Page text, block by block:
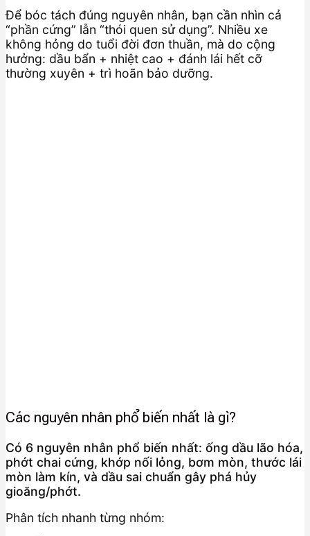
Để bóc tách đúng nguyên nhân, bạn cần nhìn cả
“phần cứng” lẫn “thói quen sử dụng”. Nhiều xe
không hỏng do tuổi đời đơn thuần, mà do cộng
hưởng: dầu bẩn + nhiệt cao + đánh lái hết cỡ
thường xuyên + trì hoãn bảo dưỡng.
Các nguyên nhân phổ biến nhất là gì?
Có 6 nguyên nhân phổ biến nhất: ống dầu lão hóa,
phớt chai cứng, khớp nối lỏng, bơm mòn, thước lái
mòn làm kín, và dầu sai chuẩn gây phá hủy
gioăng/phớt.
Phân tích nhanh từng nhóm: